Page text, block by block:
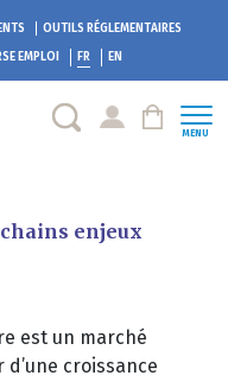
OUTILS RÉGLEMENTAIRES
EMPLOI FR EN
MENU
enjeux
est un marché
croissance